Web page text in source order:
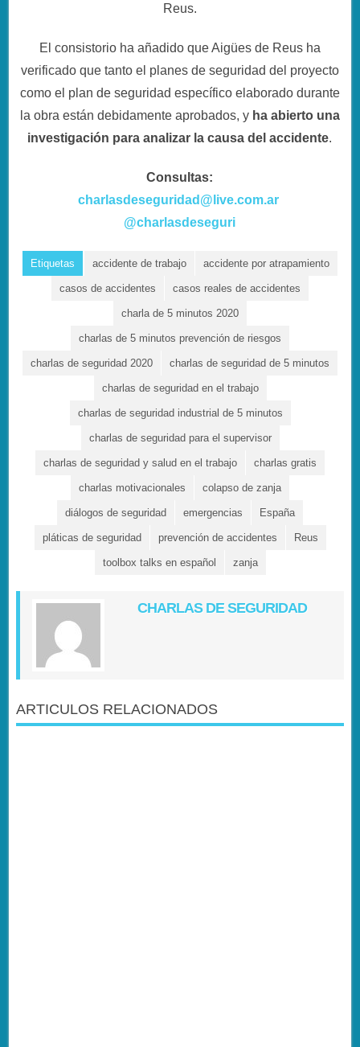
Reus.
El consistorio ha añadido que Aigües de Reus ha
verificado que tanto el planes de seguridad del proyecto
como el plan de seguridad específico elaborado durante
la obra están debidamente aprobados, y ha abierto una
investigación para analizar la causa del accidente.
Consultas:
charlasdeseguridad@live.com.ar
@charlasdeseguri
Etiquetas accidente de trabajo accidente por atrapamiento
casos de accidentes casos reales de accidentes
charla de 5 minutos 2020
charlas de 5 minutos prevención de riesgos
charlas de seguridad 2020 charlas de seguridad de 5 minutos
charlas de seguridad en el trabajo
charlas de seguridad industrial de 5 minutos
charlas de seguridad para el supervisor
charlas de seguridad y salud en el trabajo charlas gratis
charlas motivacionales colapso de zanja
diálogos de seguridad emergencias España
pláticas de seguridad prevención de accidentes Reus
toolbox talks en español zanja
CHARLAS DE SEGURIDAD
ARTICULOS RELACIONADOS